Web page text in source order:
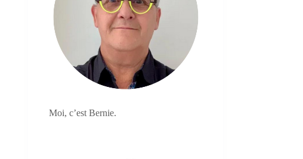
Moi, c’est Bernie.